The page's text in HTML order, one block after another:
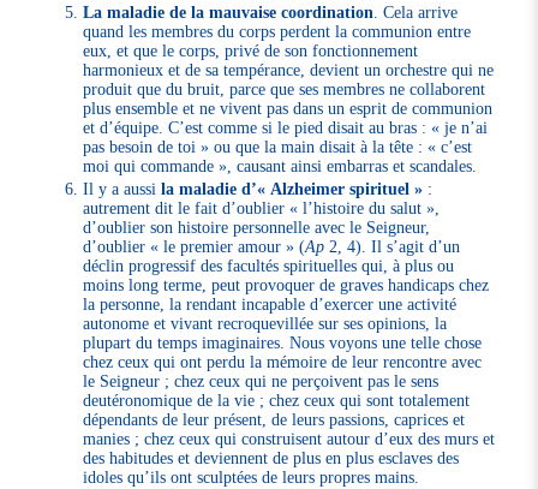
La maladie de la mauvaise coordination . Cela arrive
quand les membres du corps perdent la communion entre
eux, et que le corps, privé de son fonctionnement
harmonieux et de sa tempérance, devient un orchestre qui ne
produit que du bruit, parce que ses membres ne collaborent
plus ensemble et ne vivent pas dans un esprit de communion
et d’équipe. C’est comme si le pied disait au bras : « je n’ai
pas besoin de toi » ou que la main disait à la tête : « c’est
moi qui commande », causant ainsi embarras et scandales.
Il y a aussila maladie d’« Alzheimer spirituel » :
autrement dit le fait d’oublier « l’histoire du salut »,
d’oublier son histoire personnelle avec le Seigneur,
d’oublier « le premier amour » (Ap 2, 4). Il s’agit d’un
déclin progressif des facultés spirituelles qui, à plus ou
moins long terme, peut provoquer de graves handicaps chez
la personne, la rendant incapable d’exercer une activité
autonome et vivant recroquevillée sur ses opinions, la
plupart du temps imaginaires. Nous voyons une telle chose
chez ceux qui ont perdu la mémoire de leur rencontre avec
le Seigneur ; chez ceux qui ne perçoivent pas le sens
deutéronomique de la vie ; chez ceux qui sont totalement
dépendants de leur présent, de leurs passions, caprices et
manies ; chez ceux qui construisent autour d’eux des murs et
des habitudes et deviennent de plus en plus esclaves des
idoles qu’ils ont sculptées de leurs propres mains.